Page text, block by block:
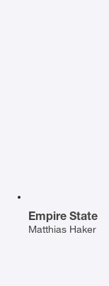
Empire State
Matthias Haker